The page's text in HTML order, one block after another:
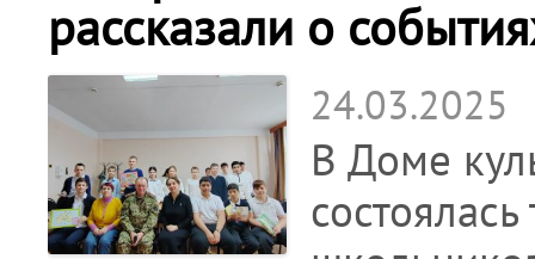
рассказали о
24.03.2025
В Доме